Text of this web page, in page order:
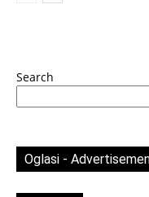
Search
Oglasi -